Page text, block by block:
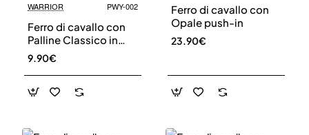
WARRIOR PWY-002
Ferro di cavallo con
Palline Classico in
Titanio con Filettatura
Interna
9.90€
Ferro di cavallo con
Opale push-in
23.90€